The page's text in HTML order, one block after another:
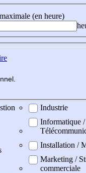
(en heure)
Industrie
Informatique /
Installation /
Marketing /
commerciale